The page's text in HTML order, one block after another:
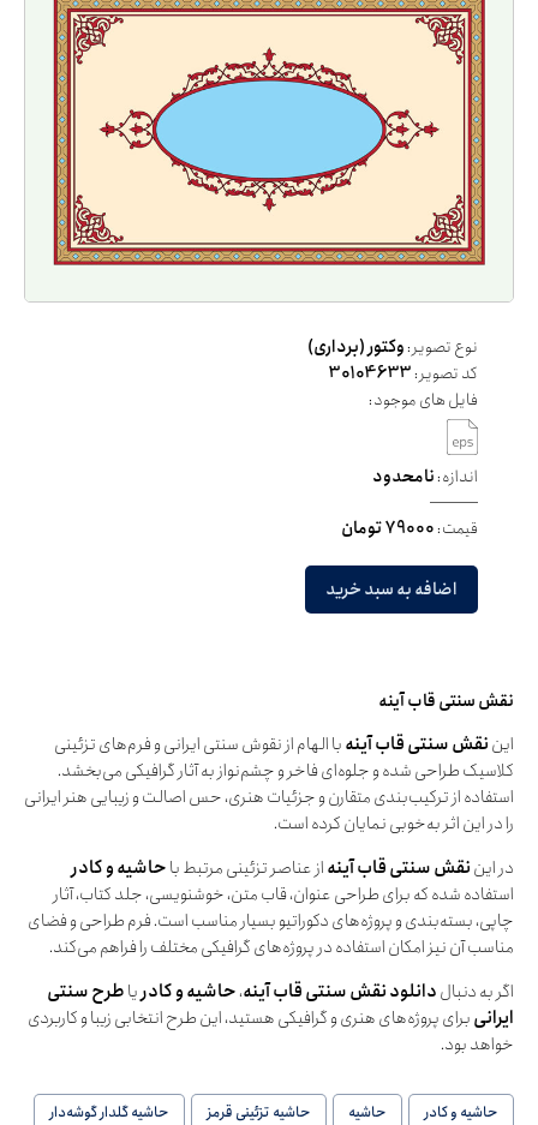
نوع تصویر:وکتور (برداری)
کد تصویر:30104633
فایل های موجود:
اندازه:نامحدود
قیمت:79000 تومان
اضافه به سبد خرید
نقش سنتی قاب آینه
ایننقش سنتی قاب آینهبا الهام از نقوش سنتی ایرانی و فرم‌های تزئینی
کلاسیک طراحی شده و جلوه‌ای فاخر و چشم‌نواز به آثار گرافیکی می‌بخشد.
استفاده از ترکیب‌بندی متقارن و جزئیات هنری، حس اصالت و زیبایی هنر ایرانی
را در این اثر به‌خوبی نمایان کرده است.
در ایننقش سنتی قاب آینهاز عناصر تزئینی مرتبط باحاشیه و کادر
استفاده شده که برای طراحی عنوان، قاب متن، خوشنویسی، جلد کتاب، آثار
چاپی، بسته‌بندی و پروژه‌های دکوراتیو بسیار مناسب است. فرم طراحی و فضای
مناسب آن نیز امکان استفاده در پروژه‌های گرافیکی مختلف را فراهم می‌کند.
اگر به دنبالدانلود نقش سنتی قاب آینه،حاشیه و کادریاطرح سنتی
ایرانیبرای پروژه‌های هنری و گرافیکی هستید، این طرح انتخابی زیبا و کاربردی
خواهد بود.
حاشیه و کادر حاشیه حاشیه تزئینی قرمز
حاشیه گلدار گوشه‌دار